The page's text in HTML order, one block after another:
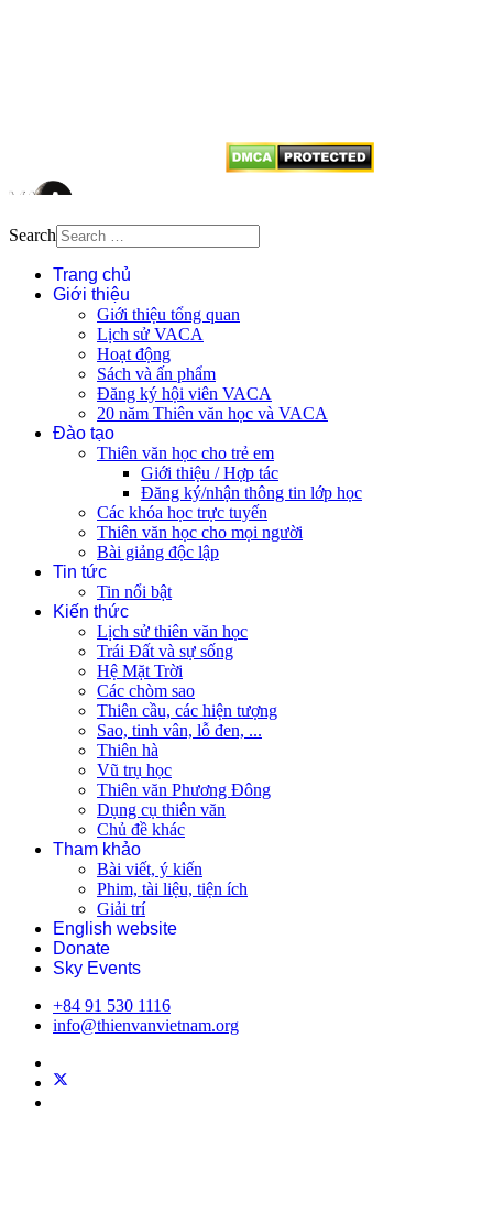
Search
Trang chủ
Giới thiệu
Giới thiệu tổng quan
Lịch sử VACA
Hoạt động
Sách và ấn phẩm
Đăng ký hội viên VACA
20 năm Thiên văn học và VACA
Đào tạo
Thiên văn học cho trẻ em
Giới thiệu / Hợp tác
Đăng ký/nhận thông tin lớp học
Các khóa học trực tuyến
Thiên văn học cho mọi người
Bài giảng độc lập
Tin tức
Tin nổi bật
Kiến thức
Lịch sử thiên văn học
Trái Đất và sự sống
Hệ Mặt Trời
Các chòm sao
Thiên cầu, các hiện tượng
Sao, tinh vân, lỗ đen, ...
Thiên hà
Vũ trụ học
Thiên văn Phương Đông
Dụng cụ thiên văn
Chủ đề khác
Tham khảo
Bài viết, ý kiến
Phim, tài liệu, tiện ích
Giải trí
English website
Donate
Sky Events
+84 91 530 1116
info@thienvanvietnam.org